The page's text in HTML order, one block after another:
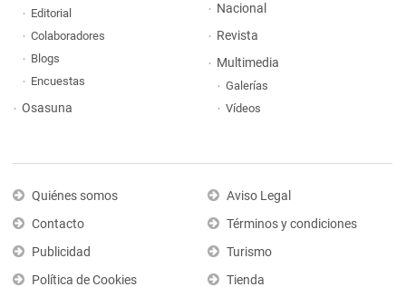
Editorial
Colaboradores
Blogs
Encuestas
Osasuna
Nacional
Revista
Multimedia
Galerías
Vídeos
Quiénes somos
Contacto
Publicidad
Política de Cookies
Aviso Legal
Términos y condiciones
Turismo
Tienda